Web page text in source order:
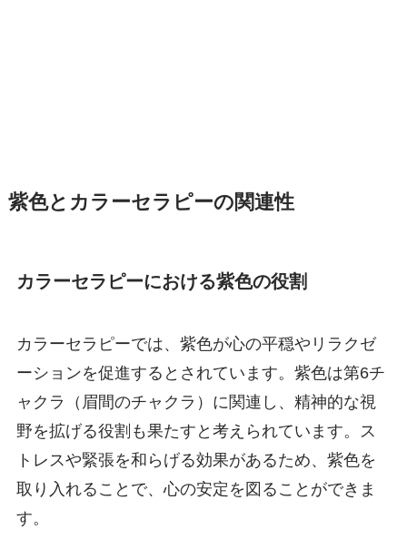
紫色とカラーセラピーの関連性
カラーセラピーにおける紫色の役割
カラーセラピーでは、紫色が心の平穏やリラクゼ
ーションを促進するとされています。紫色は第6チ
ャクラ（眉間のチャクラ）に関連し、精神的な視
野を拡げる役割も果たすと考えられています。ス
トレスや緊張を和らげる効果があるため、紫色を
取り入れることで、心の安定を図ることができま
す。